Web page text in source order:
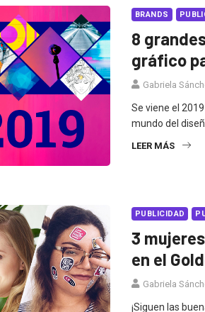
BRANDS
8
gráfico
Gabriela
Se viene el
mundo del
LEER MÁS
PUBLICIDAD
3
en el
Gabriela
¡Siguen las